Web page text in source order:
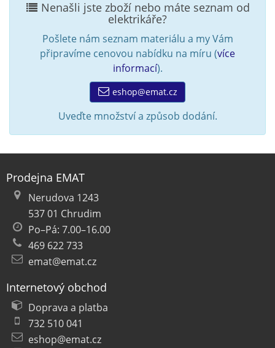
Nenašli jste zboží nebo máte seznam od
elektrikáře?
Pošlete nám seznam materiálu a my Vám
připravíme cenovou nabídku na míru (více
informací).
eshop@emat.cz
Uveďte množství a způsob dodání.
Prodejna EMAT
Nerudova 1243
537 01 Chrudim
Po–Pá: 7.00–16.00
469 622 733
emat@emat.cz
Internetový obchod
Doprava a platba
732 510 041
eshop@emat.cz